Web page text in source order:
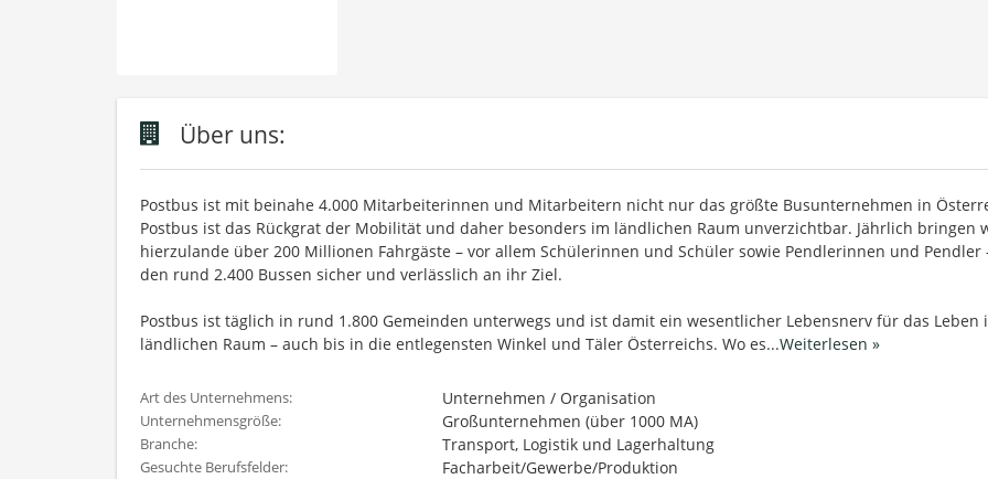
Über uns:
Postbus ist mit beinahe 4.000 Mitarbeiterinnen und Mitarbeitern nicht nur das größte Busunternehmen in
Postbus ist das Rückgrat der Mobilität und daher besonders im ländlichen Raum unverzichtbar. Jährlich bringen
hierzulande über 200 Millionen Fahrgäste – vor allem Schülerinnen und Schüler sowie Pendlerinnen und Pendler
den rund 2.400 Bussen sicher und verlässlich an ihr Ziel.
Postbus ist täglich in rund 1.800 Gemeinden unterwegs und ist damit ein wesentlicher Lebensnerv für das Leben
ländlichen Raum – auch bis in die entlegensten Winkel und Täler Österreichs. Wo es...Weiterlesen »
Art des Unternehmens: Unternehmen / Organisation
Unternehmensgröße: Großunternehmen (über 1000 MA)
Branche: Transport, Logistik und Lagerhaltung
Gesuchte Berufsfelder: Facharbeit/Gewerbe/Produktion